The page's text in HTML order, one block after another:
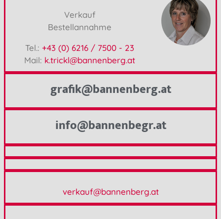
Verkauf
Bestellannahme
Tel.: +43 (0) 6216 / 7500 - 23
Mail: k.trickl@bannenberg.at
grafik@bannenberg.at
info@bannenbegr.at
verkauf@bannenberg.at